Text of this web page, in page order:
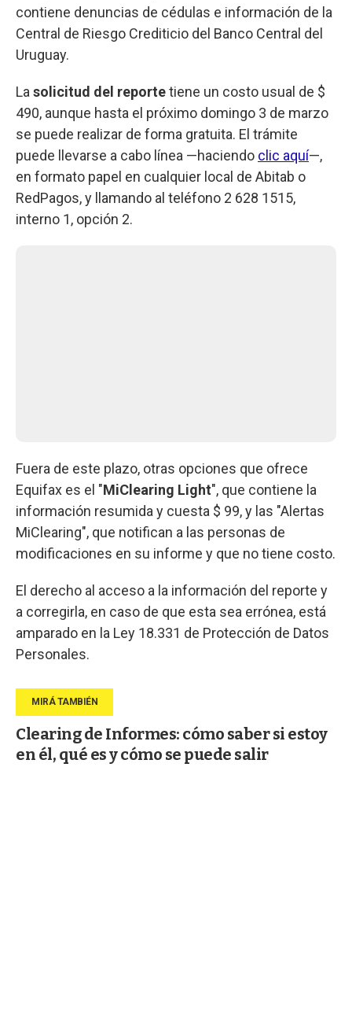
contiene denuncias de cédulas e información de la
Central de Riesgo Crediticio del Banco Central del
Uruguay.
La solicitud del reportetiene un costo usual de $
490, aunque hasta el próximo domingo 3 de marzo
se puede realizar de forma gratuita. El trámite
puede llevarse a cabo línea —haciendo clic aquí—,
en formato papel en cualquier local de Abitab o
RedPagos, y llamando al teléfono 2 628 1515,
interno 1, opción 2.
Fuera de este plazo, otras opciones que ofrece
Equifax es el "MiClearing Light", que contiene la
información resumida y cuesta $ 99, y las "Alertas
MiClearing", que notifican a las personas de
modificaciones en su informe y que no tiene costo.
El derecho al acceso a la información del reporte y
a corregirla, en caso de que esta sea errónea, está
amparado en la Ley 18.331 de Protección de Datos
Personales.
Clearing de Informes: cómo saber si estoy
en él, qué es y cómo se puede salir